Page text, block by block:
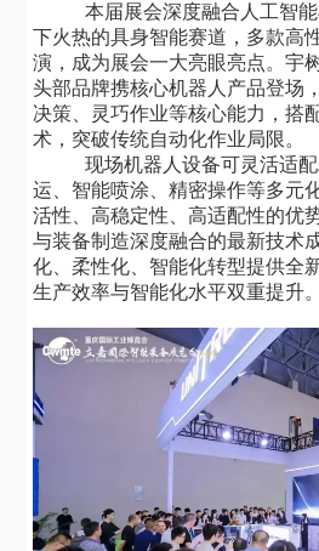
本届展会深度融合人工智
下火热的具身智能赛道，多款高
演，成为展会一大亮眼亮点。宇
头部品牌携核心机器人产品登场
决策、灵巧作业等核心能力，搭
术，突破传统自动化作业局限。
现场机器人设备可灵活适
运、智能喷涂、精密操作等多元
活性、高稳定性、高适配性的优
与装备制造深度融合的最新技术
化、柔性化、智能化转型提供全
生产效率与智能化水平双重提升。